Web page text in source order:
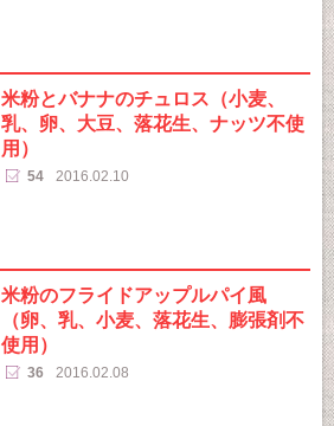
米粉とバナナのチュロス（小麦、
乳、卵、大豆、落花生、ナッツ不使
用）
54 2016.02.10
米粉のフライドアップルパイ風
（卵、乳、小麦、落花生、膨張剤不
使用）
36 2016.02.08